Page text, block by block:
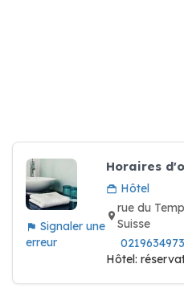
Signaler une
erreur
Horaires
Hôtel
rue du
Suisse
0219634973
Hôtel: